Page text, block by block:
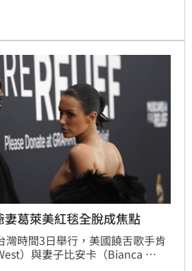
去外套，僅穿著幾乎全裸露三點
紅毯直播。雖傳言兩人遭請出
》澄清，他們是選擇跳過頒獎
。
葛萊美紅毯全脫成焦點
灣時間3日舉行，美國饒舌歌手肯
）與妻子比安卡（Bianca